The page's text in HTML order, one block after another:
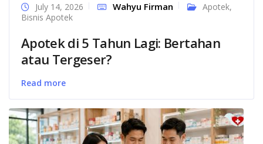
July 14, 2026 Wahyu Firman Apotek,
Bisnis Apotek
Apotek di 5 Tahun Lagi: Bertahan
atau Tergeser?
Read more